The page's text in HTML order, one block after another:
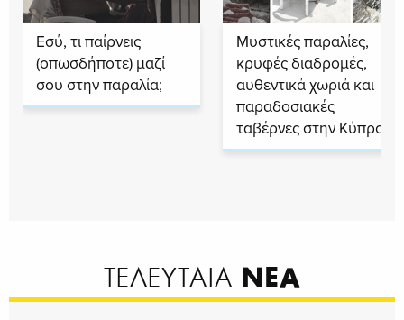
Εσύ, τι παίρνεις
(οπωσδήποτε) μαζί
σου στην παραλία;
Μυστικές παραλίες,
κρυφές διαδρομές,
αυθεντικά χωριά και
παραδοσιακές
ταβέρνες στην Κύπρο
ΤΕΛΕΥΤΑΙΑ ΝΕΑ